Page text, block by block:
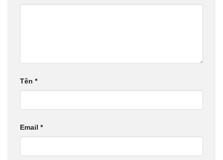
Tên *
Email *